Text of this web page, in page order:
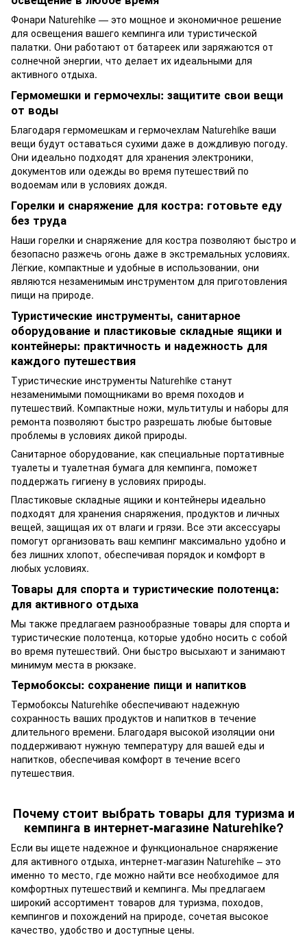
Фонари Naturehike — это мощное и экономичное решение
для освещения вашего кемпинга или туристической
палатки. Они работают от батареек или заряжаются от
солнечной энергии, что делает их идеальными для
активного отдыха.
Гермомешки и гермочехлы: защитите свои вещи
от воды
Благодаря гермомешкам и гермочехлам Naturehike ваши
вещи будут оставаться сухими даже в дождливую погоду.
Они идеально подходят для хранения электроники,
документов или одежды во время путешествий по
водоемам или в условиях дождя.
Горелки и снаряжение для костра: готовьте еду
без труда
Наши горелки и снаряжение для костра позволяют быстро и
безопасно разжечь огонь даже в экстремальных условиях.
Лёгкие, компактные и удобные в использовании, они
являются незаменимым инструментом для приготовления
пищи на природе.
Туристические инструменты, санитарное
оборудование и пластиковые складные ящики и
контейнеры: практичность и надежность для
каждого путешествия
Туристические инструменты Naturehike станут
незаменимыми помощниками во время походов и
путешествий. Компактные ножи, мультитулы и наборы для
ремонта позволяют быстро разрешать любые бытовые
проблемы в условиях дикой природы.
Санитарное оборудование, как специальные портативные
туалеты и туалетная бумага для кемпинга, поможет
поддержать гигиену в условиях природы.
Пластиковые складные ящики и контейнеры идеально
подходят для хранения снаряжения, продуктов и личных
вещей, защищая их от влаги и грязи. Все эти аксессуары
помогут организовать ваш кемпинг максимально удобно и
без лишних хлопот, обеспечивая порядок и комфорт в
любых условиях.
Товары для спорта и туристические полотенца:
для активного отдыха
Мы также предлагаем разнообразные товары для спорта и
туристические полотенца, которые удобно носить с собой
во время путешествий. Они быстро высыхают и занимают
минимум места в рюкзаке.
Термобоксы: сохранение пищи и напитков
Термобоксы Naturehike обеспечивают надежную
сохранность ваших продуктов и напитков в течение
длительного времени. Благодаря высокой изоляции они
поддерживают нужную температуру для вашей еды и
напитков, обеспечивая комфорт в течение всего
путешествия.
Почему стоит выбрать товары для туризма и
кемпинга в интернет-магазине Naturehike?
Если вы ищете надежное и функциональное снаряжение
для активного отдыха, интернет-магазин Naturehike – это
именно то место, где можно найти все необходимое для
комфортных путешествий и кемпинга. Мы предлагаем
широкий ассортимент товаров для туризма, походов,
кемпингов и похождений на природе, сочетая высокое
качество, удобство и доступные цены.